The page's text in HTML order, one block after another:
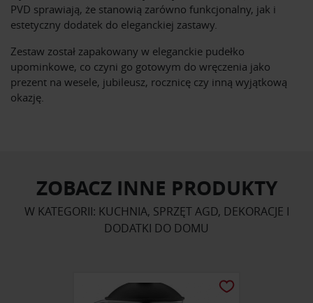
PVD sprawiają, że stanowią zarówno funkcjonalny, jak i
estetyczny dodatek do eleganckiej zastawy.
Zestaw został zapakowany w eleganckie pudełko
upominkowe, co czyni go gotowym do wręczenia jako
prezent na wesele, jubileusz, rocznicę czy inną wyjątkową
okazję.
ZOBACZ INNE PRODUKTY
W KATEGORII: KUCHNIA, SPRZĘT AGD, DEKORACJE I
DODATKI DO DOMU